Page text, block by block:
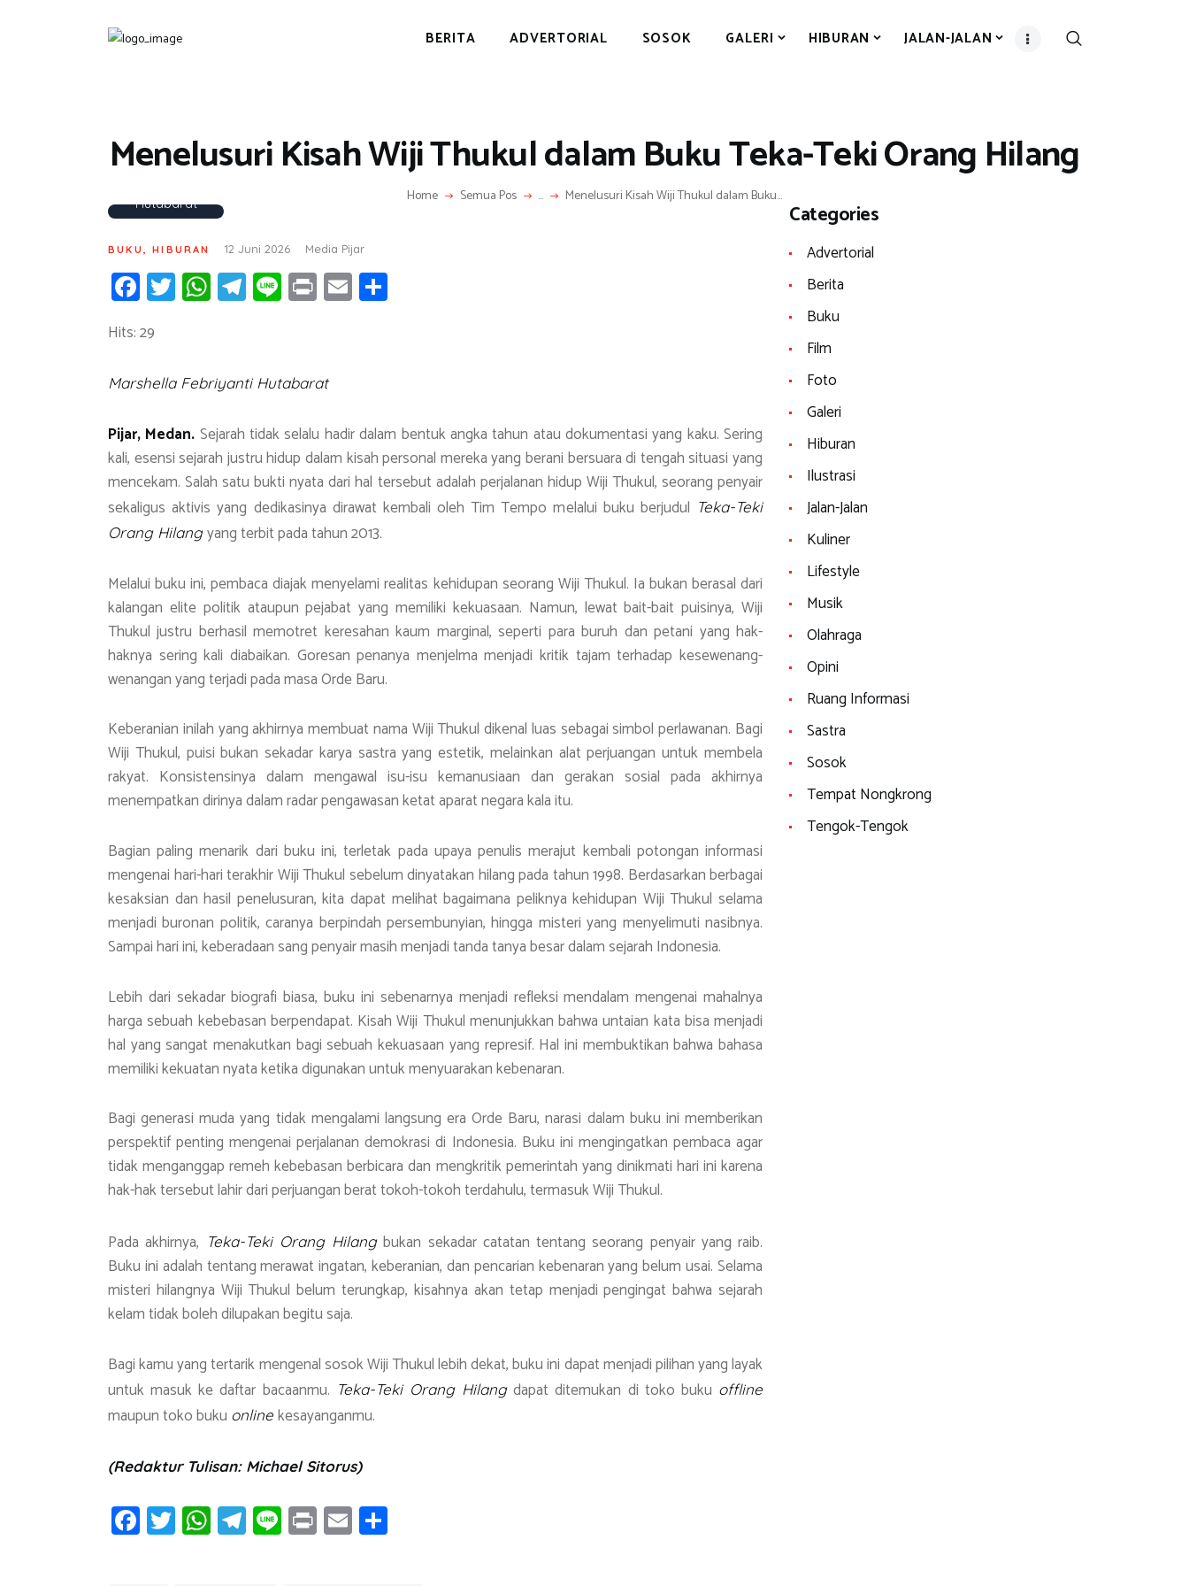
BERITA ADVERTORIAL SOSOK GALERI HIBURAN JALAN-JALAN
Menelusuri Kisah Wiji Thukul dalam Buku Teka-Teki Orang Hilang
Home Semua Pos ... Menelusuri Kisah Wiji Thukul dalam Buku...
ADVERTORIAL
HIBURAN
JALAN-JALAN
OLAHRAGA
OPINI
Fotografer:
Hutabarat
BUKU ,HIBURAN 12 Juni 2026 Media Pijar
Fa
ce
b
o
ok
T
wi
er
W
h
s
A
p
p
T
el
gr
a
m
Li
n
Pr
in
E
m
Hits: 29
Marshella Febriyanti Hutabarat
Pijar, Medan. Sejarah tidak selalu hadir dalam bentuk angka tahun atau dokumentasi yang kaku. Sering
kali, esensi sejarah justru hidup dalam kisah personal mereka yang berani bersuara di tengah situasi yang
mencekam. Salah satu bukti nyata dari hal tersebut adalah perjalanan hidup Wiji Thukul, seorang penyair
sekaligus aktivis yang dedikasinya dirawat kembali oleh Tim Tempo melalui buku berjudul Teka-Teki
Orang Hilangyang terbit pada tahun 2013.
Melalui buku ini, pembaca diajak menyelami realitas kehidupan seorang Wiji Thukul. Ia bukan berasal dari
kalangan elite politik ataupun pejabat yang memiliki kekuasaan. Namun, lewat bait-bait puisinya, Wiji
Thukul justru berhasil memotret keresahan kaum marginal, seperti para buruh dan petani yang hak-
haknya sering kali diabaikan. Goresan penanya menjelma menjadi kritik tajam terhadap kesewenang-
wenangan yang terjadi pada masa Orde Baru.
Keberanian inilah yang akhirnya membuat nama Wiji Thukul dikenal luas sebagai simbol perlawanan. Bagi
Wiji Thukul, puisi bukan sekadar karya sastra yang estetik, melainkan alat perjuangan untuk membela
rakyat. Konsistensinya dalam mengawal isu-isu kemanusiaan dan gerakan sosial pada akhirnya
menempatkan dirinya dalam radar pengawasan ketat aparat negara kala itu.
Bagian paling menarik dari buku ini, terletak pada upaya penulis merajut kembali potongan informasi
mengenai hari-hari terakhir Wiji Thukul sebelum dinyatakan hilang pada tahun 1998. Berdasarkan berbagai
kesaksian dan hasil penelusuran, kita dapat melihat bagaimana peliknya kehidupan Wiji Thukul selama
menjadi buronan politik, caranya berpindah persembunyian, hingga misteri yang menyelimuti nasibnya.
Sampai hari ini, keberadaan sang penyair masih menjadi tanda tanya besar dalam sejarah Indonesia.
Lebih dari sekadar biografi biasa, buku ini sebenarnya menjadi refleksi mendalam mengenai mahalnya
harga sebuah kebebasan berpendapat. Kisah Wiji Thukul menunjukkan bahwa untaian kata bisa menjadi
hal yang sangat menakutkan bagi sebuah kekuasaan yang represif. Hal ini membuktikan bahwa bahasa
memiliki kekuatan nyata ketika digunakan untuk menyuarakan kebenaran.
Bagi generasi muda yang tidak mengalami langsung era Orde Baru, narasi dalam buku ini memberikan
perspektif penting mengenai perjalanan demokrasi di Indonesia. Buku ini mengingatkan pembaca agar
tidak menganggap remeh kebebasan berbicara dan mengkritik pemerintah yang dinikmati hari ini karena
hak-hak tersebut lahir dari perjuangan berat tokoh-tokoh terdahulu, termasuk Wiji Thukul.
Pada akhirnya, Teka-Teki Orang Hilangbukan sekadar catatan tentang seorang penyair yang raib.
Buku ini adalah tentang merawat ingatan, keberanian, dan pencarian kebenaran yang belum usai. Selama
misteri hilangnya Wiji Thukul belum terungkap, kisahnya akan tetap menjadi pengingat bahwa sejarah
kelam tidak boleh dilupakan begitu saja.
Bagi kamu yang tertarik mengenal sosok Wiji Thukul lebih dekat, buku ini dapat menjadi pilihan yang layak
untuk masuk ke daftar bacaanmu. Teka-Teki Orang Hilangdapat ditemukan di toko buku offline
maupun toko buku online kesayanganmu.
(Redaktur Tulisan: Michael Sitorus)
Fa
ce
T
wi
W
h
T
el
Li
n
Pr
in
E
m
Categories
Advertorial
Berita
Buku
Film
Foto
Galeri
Hiburan
Ilustrasi
Jalan-Jalan
Kuliner
Lifestyle
Musik
Olahraga
Opini
Ruang Informasi
Sastra
Sosok
Tempat Nongkrong
Tengok-Tengok